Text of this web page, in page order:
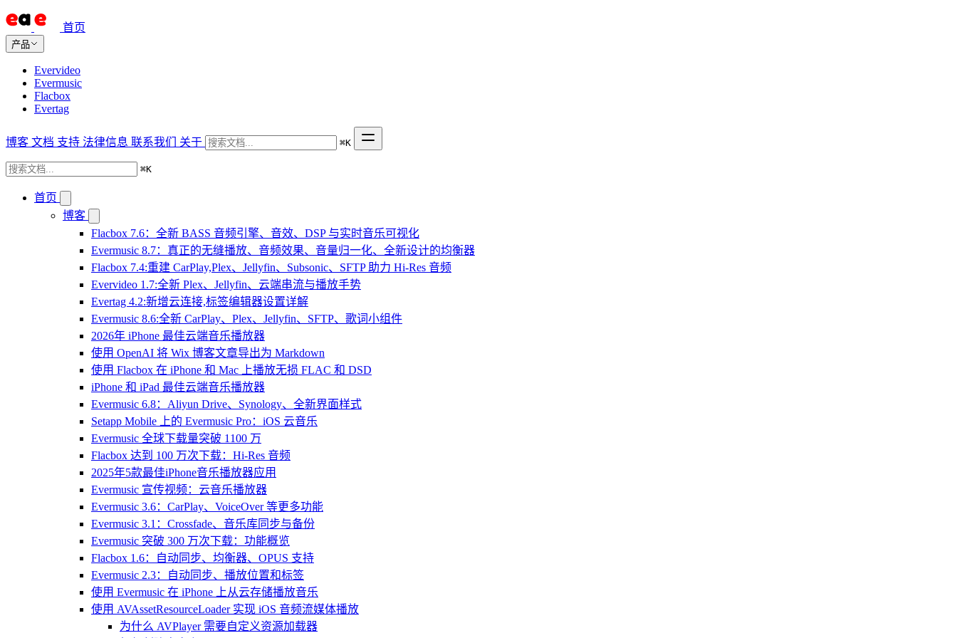
首页
产品
Evervideo
Evermusic
Flacbox
Evertag
博客 文档 支持 法律信息 联系我们 关于 ⌘K
⌘K
首页
博客
Flacbox 7.6：全新 BASS 音频引擎、音效、DSP 与实时音乐可视化
Evermusic 8.7：真正的无缝播放、音频效果、音量归一化、全新设计的均衡器
Flacbox 7.4:重建 CarPlay,Plex、Jellyfin、Subsonic、SFTP 助力 Hi-Res 音频
Evervideo 1.7:全新 Plex、Jellyfin、云端串流与播放手势
Evertag 4.2:新增云连接,标签编辑器设置详解
Evermusic 8.6:全新 CarPlay、Plex、Jellyfin、SFTP、歌词小组件
2026年 iPhone 最佳云端音乐播放器
使用 OpenAI 将 Wix 博客文章导出为 Markdown
使用 Flacbox 在 iPhone 和 Mac 上播放无损 FLAC 和 DSD
iPhone 和 iPad 最佳云端音乐播放器
Evermusic 6.8：Aliyun Drive、Synology、全新界面样式
Setapp Mobile 上的 Evermusic Pro：iOS 云音乐
Evermusic 全球下载量突破 1100 万
Flacbox 达到 100 万次下载：Hi-Res 音频
2025年5款最佳iPhone音乐播放器应用
Evermusic 宣传视频：云音乐播放器
Evermusic 3.6：CarPlay、VoiceOver 等更多功能
Evermusic 3.1：Crossfade、音乐库同步与备份
Evermusic 突破 300 万次下载：功能概览
Flacbox 1.6：自动同步、均衡器、OPUS 支持
Evermusic 2.3：自动同步、播放位置和标签
使用 Evermusic 在 iPhone 上从云存储播放音乐
使用 AVAssetResourceLoader 实现 iOS 音频流媒体播放
为什么 AVPlayer 需要自定义资源加载器